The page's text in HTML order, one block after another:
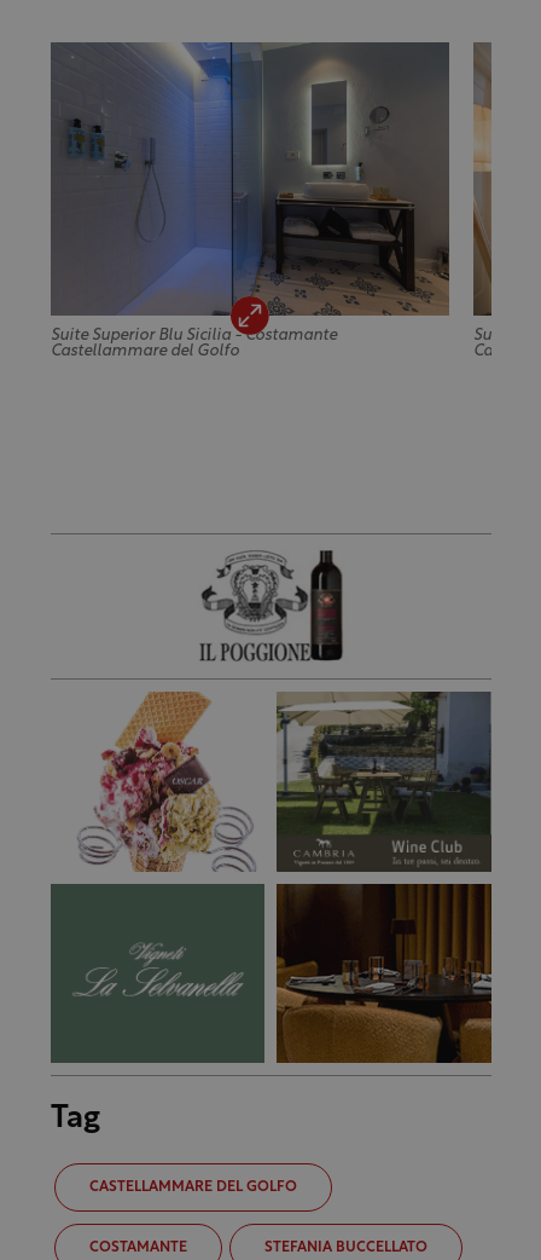
Suite Superior Blu Sicilia - Costamante
Castellammare del Golfo
Suite
Tag
CASTELLAMMARE DEL GOLFO
COSTAMANTE STEFANIA BUCCELLATO